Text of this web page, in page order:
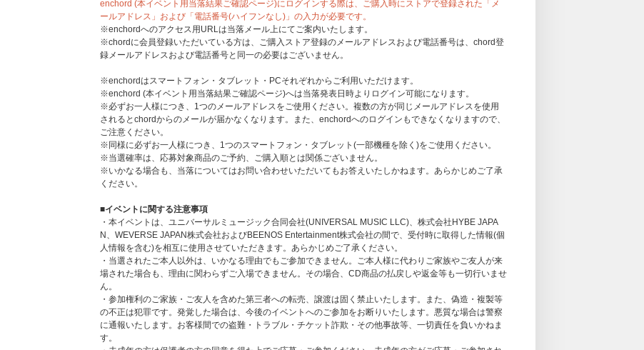
■応募対象商品
ハジマリCOLOR【メンバー個別COLORFULらくがきフォトカードお渡し会応募商品】
※必ず「メンバー個別COLORFULらくがきフォトカードお渡し会応募商品」を選択してご購入ください。
通常商品をご購入いただいた場合、抽選対象外になりますのでご注意ください。その他の商品をご購入い
■応募期間(全1回)
2026年6月2日(火)11:00～6月9日(火)10:59
→ 当落発表：6月15日(月)17:00頃
※対象応募期間内に応募対象商品をご予約、ご購入ください。
※上記応募期間以外は応募対象商品をご予約、ご購入いただけません。あらかじめご了承ください。
※各回の締切間近などの時間帯によっては、ご購入応募画面に繋がりにくい場合がございます。余裕を持
ってご購入ください。
対象サイトにて初回限定盤、通常盤、メンバーソロ盤、2形態セット、7形態セットのいずれか1枚または1
セットご予約(ご決済完了)と同時に自動エントリーになり、お客様からの応募作業は必要ございません。
当イベントへのご応募を希望されるお客様は、必ず「メンバー個別COLORFULらくがきフォトカードお渡
し会応募商品」を選択してご購入ください。
※CD1枚のご購入で1回のご応募になり、購入回数、応募回数の制限はございません。お一人様何回でも
ご購入、ご応募いただけます。
※セット商品をご購入の場合は枚数分に応じた応募口数になります。(2形態セット購入で2口、7形態セッ
ト購入で7口)
※「メンバー個別COLORFULらくがきフォトカードお渡し会応募商品」も各ストア特典の対象になりま
す。
※お支払方法は、クレジットカード、携帯キャリア決済（auかんたん決済／au WALLET、ソフトバンク
enchord (本イベント用当落結果ご確認ページ)にログインする際は、ご購入時にストアで登録された「メ
ールアドレス」および「電話番号(ハイフンなし)」の入力が必要です。
※enchordへのアクセス用URLは当落メール上にてご案内いたします。
※chordに会員登録いただいている方は、ご購入ストア登録のメールアドレスおよび電話番号は、chord登
録メールアドレスおよび電話番号と同一の必要はございません。
※enchordはスマートフォン・タブレット・PCそれぞれからご利用いただけます。
※enchord (本イベント用当落結果ご確認ページ)へは当落発表日時よりログイン可能になります。
※必ずお一人様につき、1つのメールアドレスをご使用ください。複数の方が同じメールアドレスを使用
されるとchordからのメールが届かなくなります。また、enchordへのログインもできなくなりますので、
ご注意ください。
※同様に必ずお一人様につき、1つのスマートフォン・タブレット(一部機種を除く)をご使用ください。
※当選確率は、応募対象商品のご予約、ご購入順とは関係ございません。
※いかなる場合も、当落についてはお問い合わせいただいてもお答えいたしかねます。あらかじめご了承
ください。
■イベントに関する注意事項
・本イベントは、ユニバーサルミュージック合同会社(UNIVERSAL MUSIC LLC)、株式会社HYBE JAPA
N、WEVERSE JAPAN株式会社およびBEENOS Entertainment株式会社の間で、受付時に取得した情報(個
人情報を含む)を相互に使用させていただきます。あらかじめご了承ください。
・当選されたご本人以外は、いかなる理由でもご参加できません。ご本人様に代わりご家族やご友人が来
場された場合も、理由に関わらずご入場できません。その場合、CD商品の払戻しや返金等も一切行いませ
ん。
・参加権利のご家族・ご友人を含めた第三者への転売、譲渡は固く禁止いたします。また、偽造・複製等
の不正は犯罪です。発覚した場合は、今後のイベントへのご参加をお断りいたします。悪質な場合は警察
に通報いたします。お客様間での盗難・トラブル・チケット詐欺・その他事故等、一切責任を負いかねま
す。